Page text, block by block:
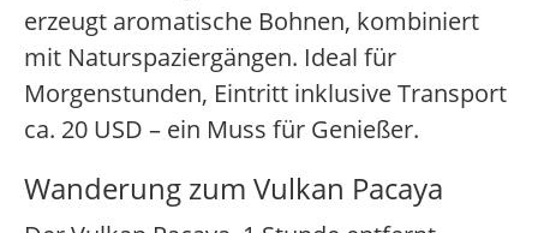
erzeugt aromatische Bohnen, kombiniert
mit Naturspaziergängen. Ideal für
Morgenstunden, Eintritt inklusive Transport
ca. 20 USD – ein Muss für Genießer.
Wanderung zum Vulkan Pacaya